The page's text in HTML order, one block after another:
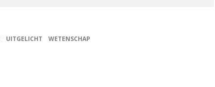
UITGELICHT WETENSCHAP